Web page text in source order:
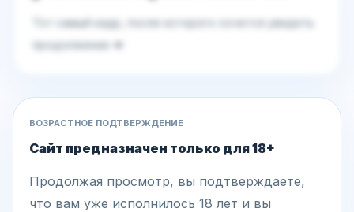
Тот самый кадр, после которого хочется увидеть
продолжение 💋
ДЕЙСТВИЯ
Написать сообщение
ВОЗРАСТНОЕ ПОДТВЕРЖДЕНИЕ
Сайт предназначен только для 18+
Продолжая просмотр, вы подтверждаете,
что вам уже исполнилось 18 лет и вы